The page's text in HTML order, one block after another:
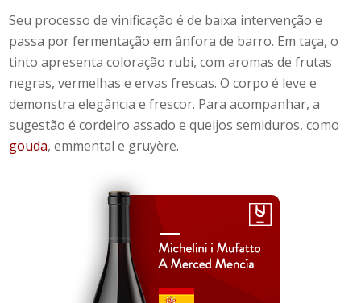
Seu processo de vinificação é de baixa intervenção e
passa por fermentação em ânfora de barro. Em taça, o
tinto apresenta coloração rubi, com aromas de frutas
negras, vermelhas e ervas frescas. O corpo é leve e
demonstra elegância e frescor. Para acompanhar, a
sugestão é cordeiro assado e queijos semiduros, como
gouda, emmental e gruyère.